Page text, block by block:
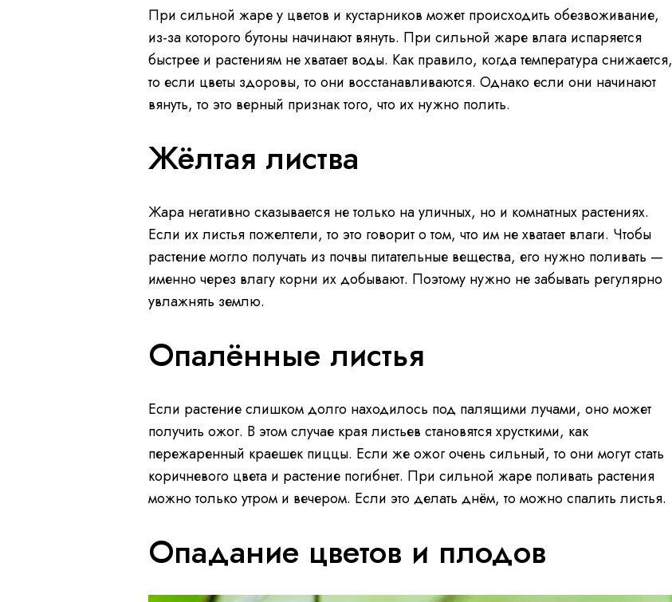
При сильной жаре у цветов и кустарников может происходить обезвоживание,
из-за которого бутоны начинают вянуть. При сильной жаре влага испаряется
быстрее и растениям не хватает воды. Как правило, когда температура снижается,
то если цветы здоровы, то они восстанавливаются. Однако если они начинают
вянуть, то это верный признак того, что их нужно полить.
Жёлтая листва
Жара негативно сказывается не только на уличных, но и комнатных растениях.
Если их листья пожелтели, то это говорит о том, что им не хватает влаги. Чтобы
растение могло получать из почвы питательные вещества, его нужно поливать —
именно через влагу корни их добывают. Поэтому нужно не забывать регулярно
увлажнять землю.
Опалённые листья
Если растение слишком долго находилось под палящими лучами, оно может
получить ожог. В этом случае края листьев становятся хрусткими, как
пережаренный краешек пиццы. Если же ожог очень сильный, то они могут стать
коричневого цвета и растение погибнет. При сильной жаре поливать растения
можно только утром и вечером. Если это делать днём, то можно спалить листья.
Опадание цветов и плодов